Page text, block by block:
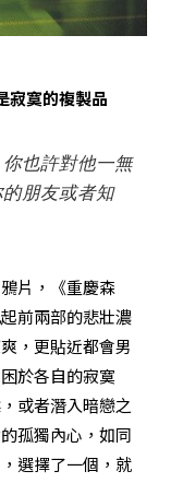
寂寞的複製品
你也許對他一無
朋友或者知
片，《重慶森
前兩部的悲壯濃
，更貼近都會男
於各自的寂寞
或者潛入暗戀之
孤獨內心，如同
選擇了一個，就